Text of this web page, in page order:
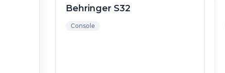
Behringer S32
Console